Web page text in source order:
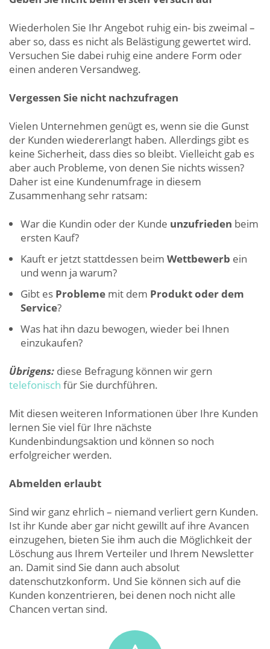
Wiederholen Sie Ihr Angebot ruhig ein- bis zweimal –
aber so, dass es nicht als Belästigung gewertet wird.
Versuchen Sie dabei ruhig eine andere Form oder
einen anderen Versandweg.
Vergessen Sie nicht nachzufragen
Vielen Unternehmen genügt es, wenn sie die Gunst
der Kunden wiedererlangt haben. Allerdings gibt es
keine Sicherheit, dass dies so bleibt. Vielleicht gab es
aber auch Probleme, von denen Sie nichts wissen?
Daher ist eine Kundenumfrage in diesem
Zusammenhang sehr ratsam:
War die Kundin oder der Kunde unzufrieden beim
ersten Kauf?
Kauft er jetzt stattdessen beim Wettbewerb ein
und wenn ja warum?
Gibt es Probleme mit dem Produkt oder dem
Service?
Was hat ihn dazu bewogen, wieder bei Ihnen
einzukaufen?
Übrigens: diese Befragung können wir gern
telefonisch für Sie durchführen.
Mit diesen weiteren Informationen über Ihre Kunden
lernen Sie viel für Ihre nächste
Kundenbindungsaktion und können so noch
erfolgreicher werden.
Abmelden erlaubt
Sind wir ganz ehrlich – niemand verliert gern Kunden.
Ist ihr Kunde aber gar nicht gewillt auf ihre Avancen
einzugehen, bieten Sie ihm auch die Möglichkeit der
Löschung aus Ihrem Verteiler und Ihrem Newsletter
an. Damit sind Sie dann auch absolut
datenschutzkonform. Und Sie können sich auf die
Kunden konzentrieren, bei denen noch nicht alle
Chancen vertan sind.